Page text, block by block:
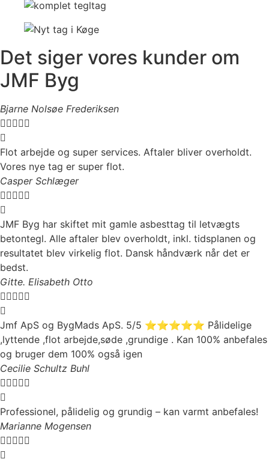
Det siger vores kunder om
JMF Byg
Bjarne Nolsøe Frederiksen

Flot arbejde og super services. Aftaler bliver overholdt.
Vores nye tag er super flot.
Casper Schlæger

JMF Byg har skiftet mit gamle asbesttag til letvægts
betontegl. Alle aftaler blev overholdt, inkl. tidsplanen og
resultatet blev virkelig flot. Dansk håndværk når det er
bedst.
Gitte. Elisabeth Otto

Jmf ApS og BygMads ApS. 5/5 ⭐️⭐️⭐️⭐️⭐️ Pålidelige
,lyttende ,flot arbejde,søde ,grundige . Kan 100% anbefales
og bruger dem 100% også igen
Cecilie Schultz Buhl

Professionel, pålidelig og grundig – kan varmt anbefales!
Marianne Mogensen
